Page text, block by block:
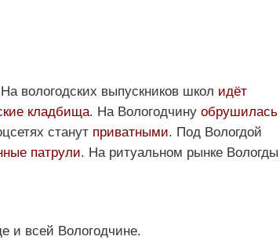
вологодских выпускников школ идёт
кладбища. На Вологодчину обрушилась
станут приватными. Под Вологдой
патрули. На ритуальном рынке Вологды
и всей Вологодчине.